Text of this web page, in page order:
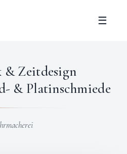
☰
& Zeitdesign
& Platinschmiede